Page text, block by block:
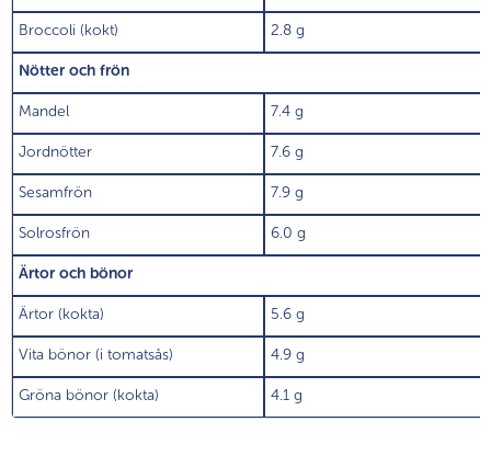
Broccoli (kokt) 2.8 g
Nötter och frön
Mandel 7.4 g
Jordnötter 7.6 g
Sesamfrön 7.9 g
Solrosfrön 6.0 g
Ärtor och bönor
Ärtor (kokta) 5.6 g
Vita bönor (i tomatsås) 4.9 g
Gröna bönor (kokta) 4.1 g